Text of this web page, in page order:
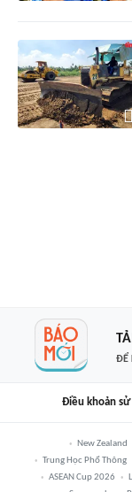
ĐỂ
Điều khoản sử
New Zealand
Trung Học Phổ Thông
ASEAN Cup 2026